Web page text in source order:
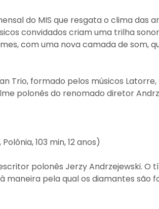
do MIS que resgata o clima das
convidados criam uma trilha
com uma nova camada de som,
Trio, formado pelos músicos Latorre,
polonês do renomado diretor
103 min, 12 anos)
polonês Jerzy Andrzejewski. O
maneira pela qual os diamantes são